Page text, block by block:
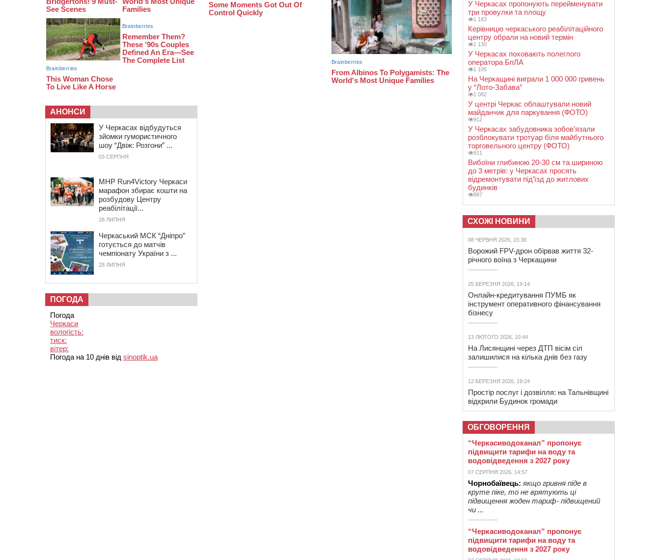
протримається ще день
АНОНСИ
У Черкасах відбудуться
зйомки гумористичного
шоу “Двіж: Розгони” ...
03 СЕРПНЯ
MHP Run4Victory Черкаси
марафон збирає кошти на
розбудову Центру
реабілітації...
28 ЛИПНЯ
Черкаський МСК “Дніпро”
готується до матчів
чемпіонату України з ...
28 ЛИПНЯ
ПОГОДА
Погода
Черкаси
вологість:
тиск:
вітер:
Погода на 10 днів від sinoptik.ua
У Черкасах пропонують перейменувати
три провулки та площу
1 183
Керівницю черкаського реабілітаційного
центру обрали на новий термін
1 130
У Черкасах поховають полеглого
оператора БпЛА
1 105
На Черкащині виграли 1 000 000 гривень
у “Лото-Забава”
1 082
У центрі Черкас облаштували новий
майданчик для паркування (ФОТО)
912
У Черкасах забудовника зобов’язали
розблокувати тротуар біля майбутнього
торговельного центру (ФОТО)
911
Вибоїни глибиною 20-30 см та шириною
до 3 метрів: у Черкасах просять
відремонтувати під’їзд до житлових
будинків
887
СХОЖІ НОВИНИ
08 ЧЕРВНЯ 2026, 15:38
Ворожий FPV-дрон обірвав життя 32-
річного воїна з Черкащини
25 БЕРЕЗНЯ 2026, 19:14
Онлайн-кредитування ПУМБ як
інструмент оперативного фінансування
бізнесу
13 ЛЮТОГО 2026, 10:44
На Лисянщині через ДТП вісім сіл
залишилися на кілька днів без газу
12 БЕРЕЗНЯ 2026, 19:24
Простір послуг і дозвілля: на Тальнівщині
відкрили Будинок громади
ОБГОВОРЕННЯ
“Черкасиводоканал” пропонує
підвищити тарифи на воду та
водовідведення з 2027 року
07 СЕРПНЯ 2026, 14:57
Чорнобаївець: якщо гривня піде в
круте піке, то не врятують ці
підвищення жоден тариф- підвищений
чи ...
“Черкасиводоканал” пропонує
підвищити тарифи на воду та
водовідведення з 2027 року